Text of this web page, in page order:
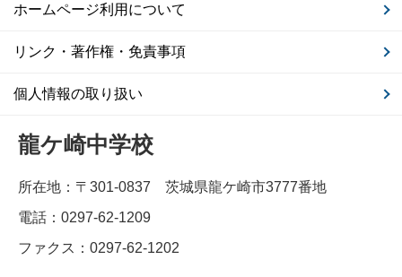
ホームページ利用について
リンク・著作権・免責事項
個人情報の取り扱い
龍ケ崎中学校
所在地：〒301-0837 茨城県龍ケ崎市3777番地
電話：0297-62-1209
ファクス：0297-62-1202